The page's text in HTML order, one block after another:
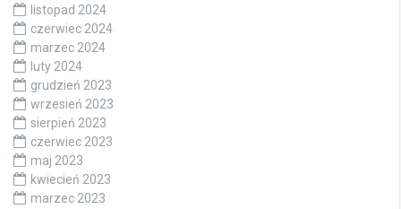
listopad 2024
czerwiec 2024
marzec 2024
luty 2024
grudzień 2023
wrzesień 2023
sierpień 2023
czerwiec 2023
maj 2023
kwiecień 2023
marzec 2023